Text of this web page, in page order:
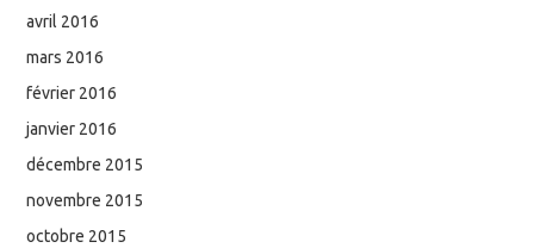
avril 2016
mars 2016
février 2016
janvier 2016
décembre 2015
novembre 2015
octobre 2015